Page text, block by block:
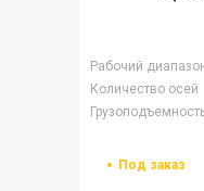
Рабочий
Количество осей
Под заказ